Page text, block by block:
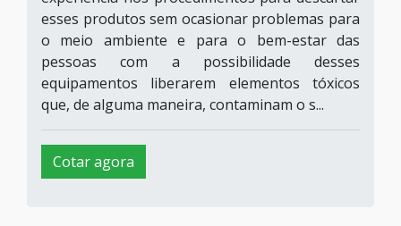
esses produtos sem ocasionar problemas para
o meio ambiente e para o bem-estar das
pessoas com a possibilidade desses
equipamentos liberarem elementos tóxicos
que, de alguma maneira, contaminam o s...
Cotar agora